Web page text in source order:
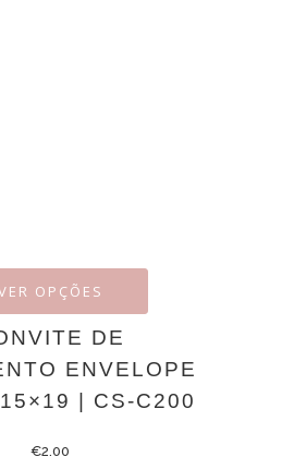
OPÇÕES
DE
ENVELOPE
| CS-C200
€2.00